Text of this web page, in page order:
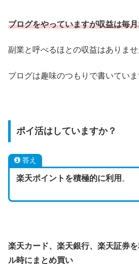
ブログをやっていますが収益は毎
副業と呼べるほとの収益はありませ
ブログは趣味のつもりで書いていま
ポイ活はしていますか？
答え
楽天ポイントを積極的に利用 。
楽天カード、楽天銀行、楽天証券
ル時にまとめ買い